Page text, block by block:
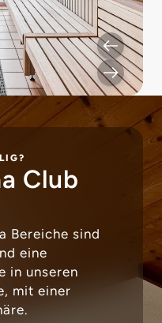
Club
Bereiche sind
eine
in unseren
mit einer